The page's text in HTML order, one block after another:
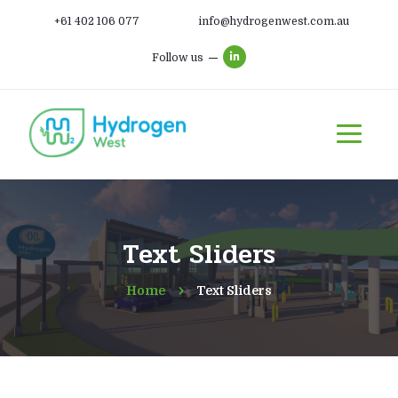
+61 402 106 077 info@hydrogenwest.com.au
Follow us
Text Sliders
Home Text Sliders